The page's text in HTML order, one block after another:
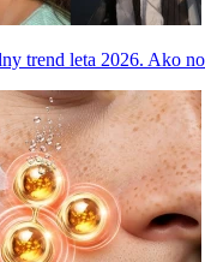
trend leta 2026. Ako